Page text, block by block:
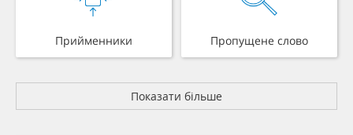
Прийменники Пропущене слово
Показати більше